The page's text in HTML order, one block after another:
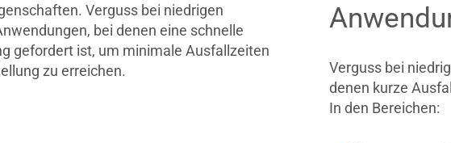
Verguss bei niedrigen
bei denen eine schnelle
gefordert ist, um minimale Ausfallzeiten
zu erreichen.
Verguss bei
denen kurze
In den Bereichen: